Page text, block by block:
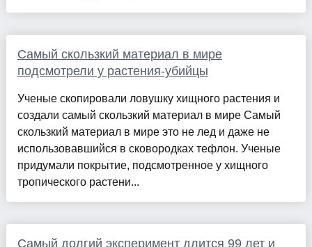
Самый скользкий материал в мире
подсмотрели у растения-убийцы
Ученые скопировали ловушку хищного растения и
создали самый скользкий материал в мире Самый
скользкий материал в мире это не лед и даже не
использовавшийся в сковородках тефлон. Ученые
придумали покрытие, подсмотренное у хищного
тропического растени...
Самый долгий эксперимент длится 99 лет и